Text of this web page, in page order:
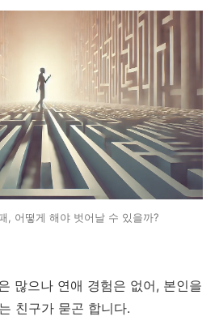
, 어떻게 해야 벗어날 수 있을까?
많으나 연애 경험은 없어, 본인을
친구가 묻곤 합니다.